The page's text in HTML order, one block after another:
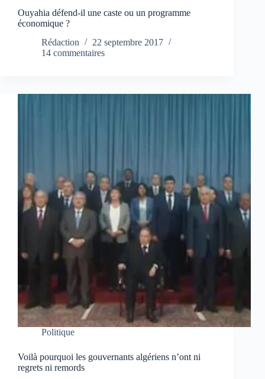
Ouyahia défend-il une caste ou un programme
économique ?
Rédaction
22 septembre 2017
14 commentaires
Politique
Voilà pourquoi les gouvernants algériens n’ont ni
regrets ni remords